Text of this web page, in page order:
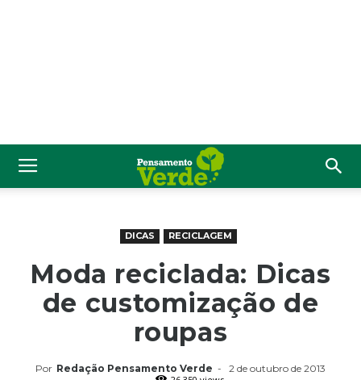
DICAS RECICLAGEM
Moda reciclada: Dicas
de customização de
roupas
Por Redação Pensamento Verde -
2 de outubro de 2013